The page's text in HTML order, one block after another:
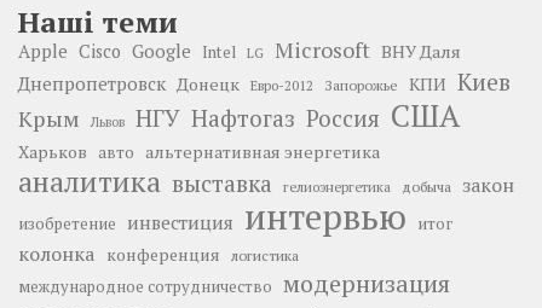
Наші теми
Apple Cisco Google Intel LG Microsoft ВНУ Даля
Днепропетровск Донецк Евро-2012 Запорожье КПИ Киев
Крым Львов НГУ Нафтогаз Россия США
Харьков авто альтернативная энергетика
аналитика выставка гелиоэнергетика добыча закон
изобретение инвестиция интервью итог
колонка конференция логистика
международное сотрудничество модернизация